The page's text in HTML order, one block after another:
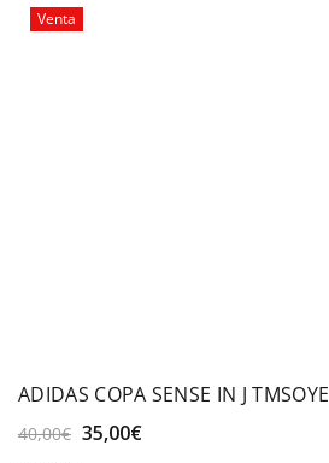
Venta
ADIDAS COPA SENSE IN J TMSOYE
40,00€ El
35,00€El